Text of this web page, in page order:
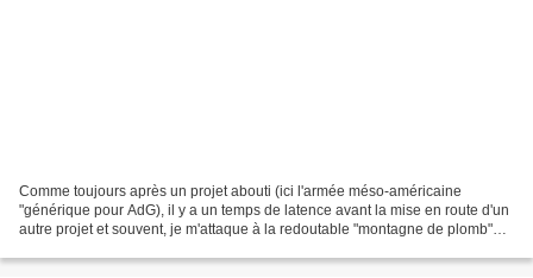
Comme toujours après un projet abouti (ici l'armée méso-américaine
"générique pour AdG), il y a un temps de latence avant la mise en route d'un
autre projet et souvent, je m'attaque à la redoutable "montagne de plomb"